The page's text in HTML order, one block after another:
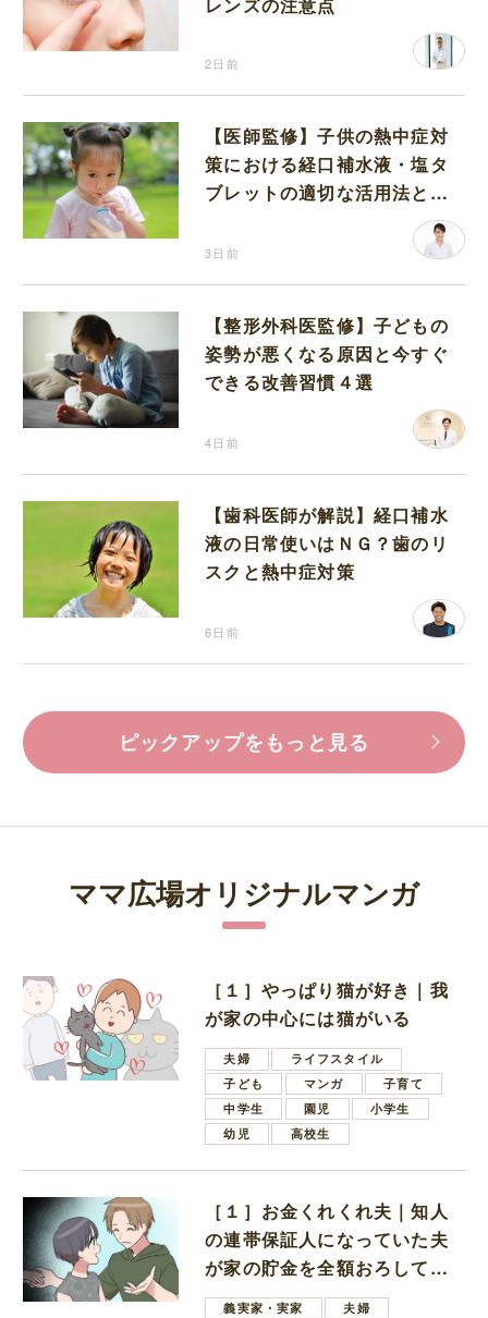
2日前
【医師監修】子供の熱中症対
策における経口補水液・塩タ
ブレットの適切な活用法と水
3日前
【整形外科医監修】子どもの
姿勢が悪くなる原因と今すぐ
できる改善習慣４選
4日前
【歯科医師が解説】経口補水
液の日常使いはＮＧ？歯のリ
スクと熱中症対策
6日前
ピックアップをもっと見る
ママ広場オリジナルマンガ
［１］やっぱり猫が好き｜我
が家の中心には猫がいる
夫婦
ライフスタイル
子ども
マンガ
子育て
中学生
園児
小学生
幼児
高校生
［１］お金くれくれ夫｜知人
の連帯保証人になっていた夫
が家の貯金を全額おろしてほ
しいと言ってきた
義実家・実家
夫婦